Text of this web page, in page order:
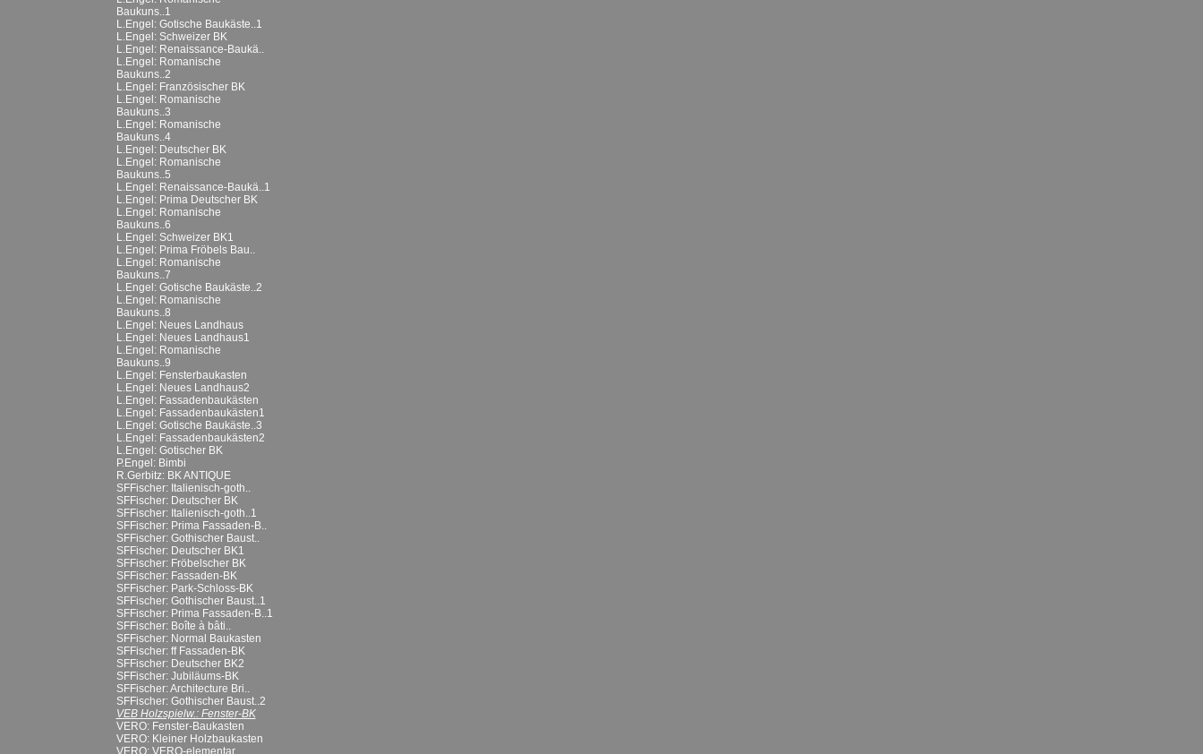
Baukuns..1
L.Engel: Gotische Baukäste..1
L.Engel: Schweizer BK
L.Engel: Renaissance-Baukä..
L.Engel: Romanische
Baukuns..2
L.Engel: Französischer BK
L.Engel: Romanische
Baukuns..3
L.Engel: Romanische
Baukuns..4
L.Engel: Deutscher BK
L.Engel: Romanische
Baukuns..5
L.Engel: Renaissance-Baukä..1
L.Engel: Prima Deutscher BK
L.Engel: Romanische
Baukuns..6
L.Engel: Schweizer BK1
L.Engel: Prima Fröbels Bau..
L.Engel: Romanische
Baukuns..7
L.Engel: Gotische Baukäste..2
L.Engel: Romanische
Baukuns..8
L.Engel: Neues Landhaus
L.Engel: Neues Landhaus1
L.Engel: Romanische
Baukuns..9
L.Engel: Fensterbaukasten
L.Engel: Neues Landhaus2
L.Engel: Fassadenbaukästen
L.Engel: Fassadenbaukästen1
L.Engel: Gotische Baukäste..3
L.Engel: Fassadenbaukästen2
L.Engel: Gotischer BK
P.Engel: Bimbi
R.Gerbitz: BK ANTIQUE
SFFischer: Italienisch-goth..
SFFischer: Deutscher BK
SFFischer: Italienisch-goth..1
SFFischer: Prima Fassaden-B..
SFFischer: Gothischer Baust..
SFFischer: Deutscher BK1
SFFischer: Fröbelscher BK
SFFischer: Fassaden-BK
SFFischer: Park-Schloss-BK
SFFischer: Gothischer Baust..1
SFFischer: Prima Fassaden-B..1
SFFischer: Boîte à bâti..
SFFischer: Normal Baukasten
SFFischer: ff Fassaden-BK
SFFischer: Deutscher BK2
SFFischer: Jubiläums-BK
SFFischer: Architecture Bri..
SFFischer: Gothischer Baust..2
VEB Holzspielw.: Fenster-BK
VERO: Fenster-Baukasten
VERO: Kleiner Holzbaukasten
VERO: VERO-elementar